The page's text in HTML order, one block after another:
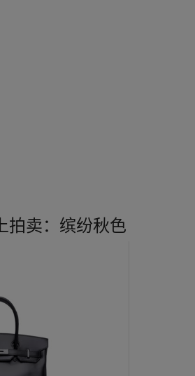
拍卖：缤纷秋色